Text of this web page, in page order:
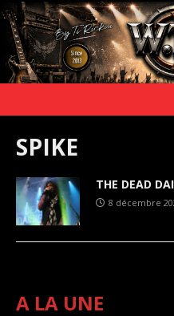
SPIKE
THE DEAD
8 décembre
A LA UNE